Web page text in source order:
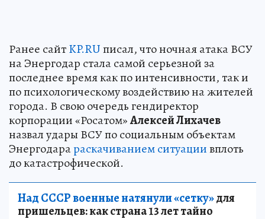
Ранее сайтKP.RUписал, что ночная атака ВСУ
на Энергодар стала самой серьезной за
последнее время как по интенсивности, так и
по психологическому воздействию на жителей
города. В свою очередь гендиректор
корпорации «Росатом»Алексей Лихачев
назвал удары ВСУ по социальным объектам
Энергодарараскачиванием ситуациивплоть
до катастрофической.
Над СССР военные натянули «сетку»для
пришельцев: как страна 13 лет тайно